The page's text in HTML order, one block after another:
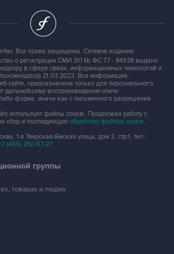
Все права защищены. Сетевое издание
о регистрации СМИ ЭЛ № ФС 77 - 84928 выдано
в сфере связи, информационных технологий и
21.03.2023. Вся информация,
сайте, предназначена только для персонального
дальнейшему воспроизведению и/или
форме, иначе как с письменного разрешения
использует файлы cookie. Продолжая работу с
сбор и последующую обработку файлов cookie.
1-я Тверская-Ямская улица, дом 2, стр.1, тел.:
(499) 250-97-27
группы
товарах и людях